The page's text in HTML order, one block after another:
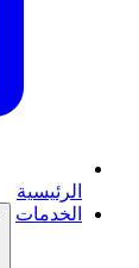
الرئيسية
الخدمات